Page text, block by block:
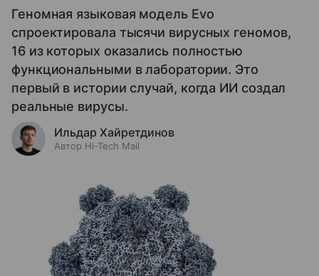
Геномная языковая модель Evo
спроектировала тысячи вирусных геномов,
16 из которых оказались полностью
функциональными в лаборатории. Это
первый в истории случай, когда ИИ создал
реальные вирусы.
Ильдар Хайретдинов
Автор Hi-Tech Mail